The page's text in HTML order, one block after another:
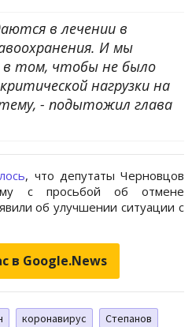
в лечении в
И мы
в том, чтобы не было
нагрузки на
- подытожил глава
, что депутаты Черновцов
с просьбой об отмене
об улучшении ситуации с
в Google.News
коронавирус
Степанов